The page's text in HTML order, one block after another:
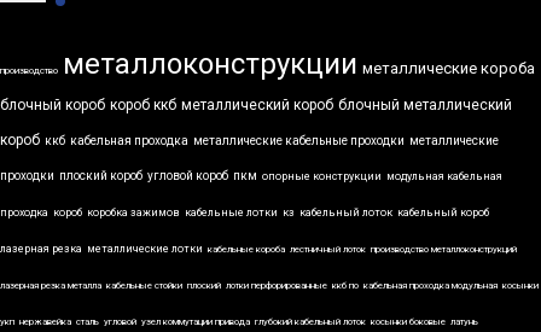
производство металлоконструкции металлические короба
блочный короб короб ккб металлический короб блочный металлический
короб ккб кабельная проходка металлические кабельные проходки металлические
проходки плоский короб угловой короб пкм опорные конструкции модульная кабельная
проходка короб коробка зажимов кабельные лотки кз кабельный лоток кабельный короб
лазерная резка металлические лотки кабельные короба лестничный лоток производство металлоконструкций
лазерная резка металла кабельные стойки плоский лотки перфорированные ккб по кабельная проходка модульная косынки
укп нержавейка сталь угловой узел коммутации привода глубокий кабельный лоток косынки боковые латунь